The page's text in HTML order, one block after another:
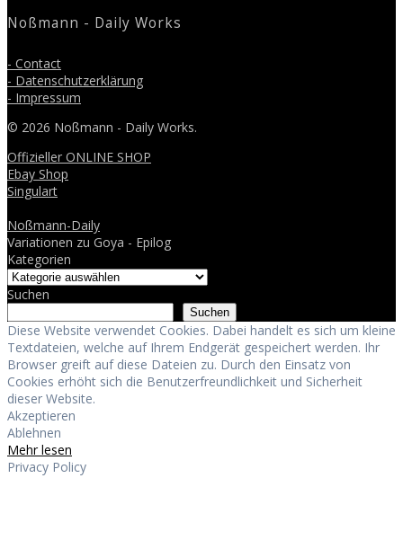
Noßmann - Daily Works
- Contact
- Datenschutzerklärung
- Impressum
© 2026 Noßmann - Daily Works.
Offizieller ONLINE SHOP
Ebay Shop
Singulart
Noßmann-Daily
Variationen zu Goya - Epilog
Kategorien
Suchen
Suchen
Diese Website verwendet Cookies. Dabei handelt es sich um kleine
Textdateien, welche auf Ihrem Endgerät gespeichert werden. Ihr
Browser greift auf diese Dateien zu. Durch den Einsatz von
Cookies erhöht sich die Benutzerfreundlichkeit und Sicherheit
dieser Website.
Akzeptieren
Ablehnen
Mehr lesen
Privacy Policy